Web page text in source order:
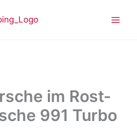
im Rost-
991 Turbo